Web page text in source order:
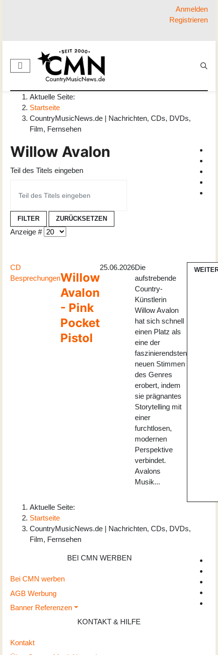
Anmelden
Registrieren
Aktuelle Seite:
Startseite
CountryMusicNews.de | Nachrichten, CDs, DVDs,
Film, Fernsehen
Willow Avalon
Teil des Titels eingeben
FILTER ZURÜCKSETZEN
Anzeige #
CD
BesprechungenWillow
Avalon
- Pink
Pocket
Pistol
25.06.2026Die
aufstrebende
Country-
Künstlerin
Willow Avalon
hat sich schnell
einen Platz als
eine der
faszinierendsten
neuen Stimmen
des Genres
erobert, indem
sie prägnantes
Storytelling mit
einer
furchtlosen,
modernen
Perspektive
verbindet.
Avalons
Musik...
Aktuelle Seite:
Startseite
CountryMusicNews.de | Nachrichten, CDs, DVDs,
Film, Fernsehen
BEI CMN WERBEN
Bei CMN werben
AGB Werbung
Banner Referenzen
KONTAKT & HILFE
Kontakt